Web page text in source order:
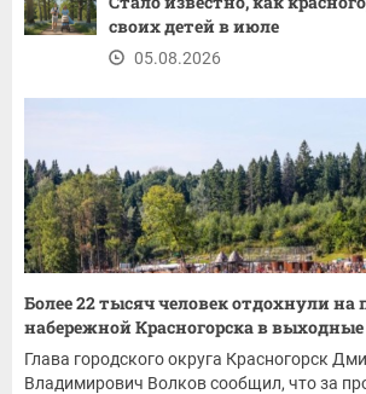
своих детей в июле
05.08.2026
Более 22 тысяч человек отдохнули
набережной Красногорска в выходные
Глава городского округа Красногорск
Владимирович Волков сообщил, что за